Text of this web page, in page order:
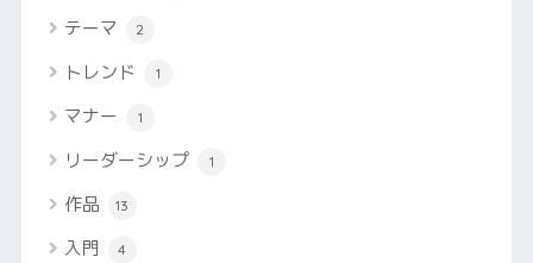
テーマ 2
トレンド 1
マナー 1
リーダーシップ 1
作品 13
入門 4